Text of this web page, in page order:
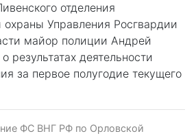
отделения
охраны Управления Росгвардии
майор полиции Андрей
результатах деятельности
за первое полугодие текущего
ФС ВНГ РФ по Орловской